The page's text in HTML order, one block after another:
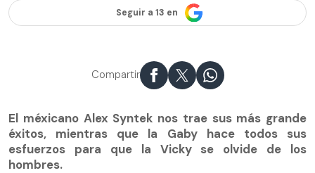
Seguir a 13 en
Compartir
El méxicano Alex Syntek nos trae sus más grande
éxitos, mientras que la Gaby hace todos sus
esfuerzos para que la Vicky se olvide de los
hombres.